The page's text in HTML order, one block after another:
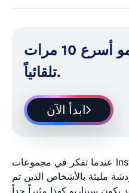
نمو أسرع 10 مرات Instagram .
تلقائياً.
ابدأ الآن
عندما تفكر في مجموعات Instagram ما الذي يتبادر إلى
مليئة بالأشخاص الذين تم
سيناريو كهذا مثيراً جداً